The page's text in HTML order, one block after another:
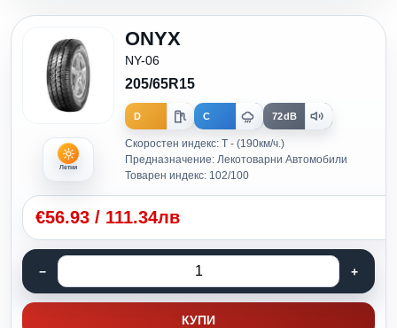
Летни
ONYX
NY-06
205/65R15
D C 72dB
Скоростен индекс: T - (190км/ч.)
Предназначение: Лекотоварни Автомобили
Товарен индекс: 102/100
€56.93 / 111.34лв
КУПИ